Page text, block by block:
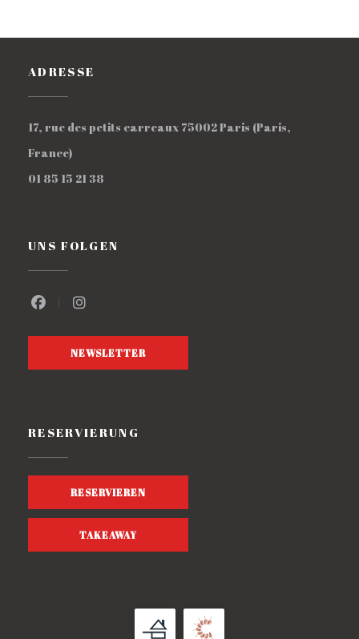
ADRESSE
17, rue des petits carreaux 75002 Paris (Paris,
France)((öffnet ein neues Fenster))
01 85 15 21 38
UNS FOLGEN
Facebook ((öffnet ein neues Fenster))
NEWSLETTER
RESERVIERUNG
RESERVIEREN
TAKEAWAY